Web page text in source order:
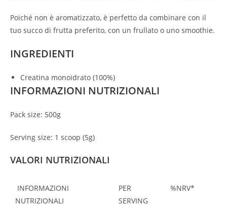
Poiché non è aromatizzato, è perfetto da combinare con il
tuo succo di frutta preferito, con un frullato o uno smoothie.
INGREDIENTI
Creatina monoidrato (100%)
INFORMAZIONI NUTRIZIONALI
Pack size: 500g
Serving size: 1 scoop (5g)
VALORI NUTRIZIONALI
INFORMAZIONI
NUTRIZIONALI
PER
SERVING
%NRV*